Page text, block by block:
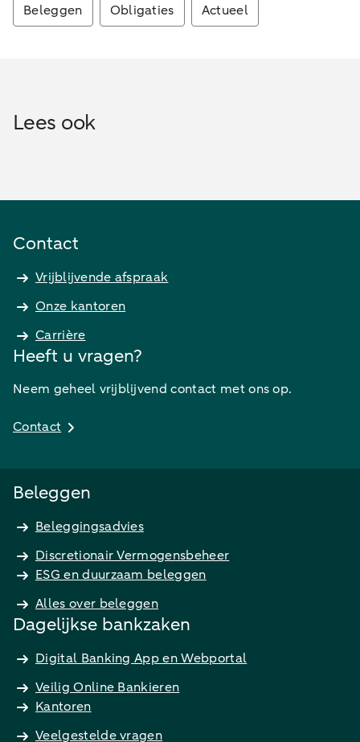
Beleggen
Obligaties Actueel
Lees ook
Contact
Vrijblijvende afspraak
Onze kantoren
Carrière
Heeft u vragen?
Neem geheel vrijblijvend contact met ons op.
Contact
Beleggen
Beleggingsadvies
Discretionair Vermogensbeheer
ESG en duurzaam beleggen
Alles over beleggen
Dagelijkse bankzaken
Digital Banking App en Webportal
Veilig Online Bankieren
Kantoren
Veelgestelde vragen